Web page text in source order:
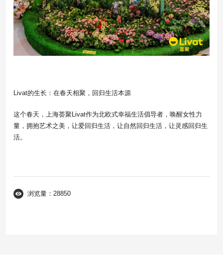
Livat的生长：在春天相聚，回归生活本源
这个春天，上海荟聚Livat作为北欧式幸福生活倡导者，唤醒女性力
量，拥抱艺术之美，让爱回归生活，让自然回归生活，让灵感回归生
活。
浏览量：28850